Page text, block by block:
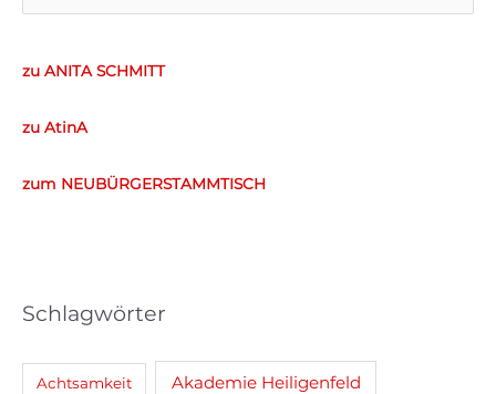
h
zu ANITA SCHMITT
zu AtinA
zum NEUBÜRGERSTAMMTISCH
Schlagwörter
Achtsamkeit Akademie Heiligenfeld